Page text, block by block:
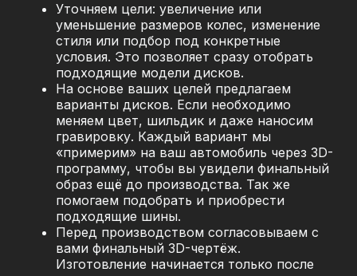
Уточняем цели: увеличение или
уменьшение размеров колес, изменение
стиля или подбор под конкретные
условия. Это позволяет сразу отобрать
подходящие модели дисков.
На основе ваших целей предлагаем
варианты дисков. Если необходимо
меняем цвет, шильдик и даже наносим
гравировку. Каждый вариант мы
«примерим» на ваш автомобиль через 3D-
программу, чтобы вы увидели финальный
образ ещё до производства. Так же
помогаем подобрать и приобрести
подходящие шины.
Перед производством согласовываем с
вами финальный 3D-чертёж.
Изготовление начинается только после